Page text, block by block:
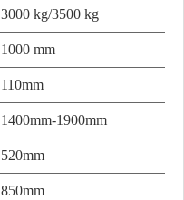
3000 kg/3500 kg
1000 mm
110mm
1400mm-1900mm
520mm
850mm